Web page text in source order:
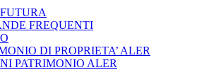
FREQUENTI
DI PROPRIETA’ ALER
PATRIMONIO ALER